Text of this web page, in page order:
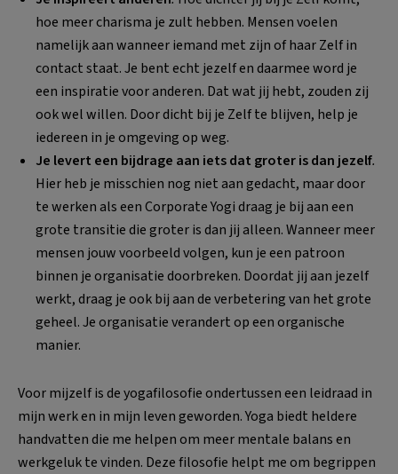
hoe meer charisma je zult hebben. Mensen voelen
namelijk aan wanneer iemand met zijn of haar Zelf in
contact staat. Je bent echt jezelf en daarmee word je
een inspiratie voor anderen. Dat wat jij hebt, zouden zij
ook wel wil­len. Door dicht bij je Zelf te blijven, help je
iedereen in je omgeving op weg.
Je levert een bijdrage aan iets dat groter is dan jezelf.
Hier heb je misschien nog niet aan gedacht, maar door
te werken als een Corporate Yogi draag je bij aan een
grote transitie die groter is dan jij alleen. Wanneer meer
mensen jouw voorbeeld volgen, kun je een patroon
binnen je organisatie doorbreken. Doordat jij aan jezelf
werkt, draag je ook bij aan de verbetering van het grote
geheel. Je organisatie veran­dert op een organische
manier.
Voor mijzelf is de yogafilosofie ondertussen een leidraad in
mijn werk en in mijn leven geworden. Yoga biedt heldere
handvatten die me helpen om meer mentale balans en
werkgeluk te vinden. Deze filosofie helpt me om begrippen